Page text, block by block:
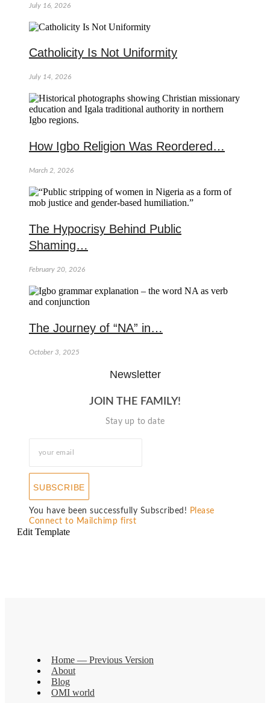
July 16, 2026
Catholicity Is Not Uniformity
July 14, 2026
How Igbo Religion Was Reordered…
March 2, 2026
The Hypocrisy Behind Public
Shaming…
February 20, 2026
The Journey of “NA” in…
October 3, 2025
Newsletter
JOIN THE FAMILY!
Stay up to date
SUBSCRIBE
You have been successfully Subscribed! Please
Connect to Mailchimp first
Edit Template
Home — Previous Version
About
Blog
OMI world